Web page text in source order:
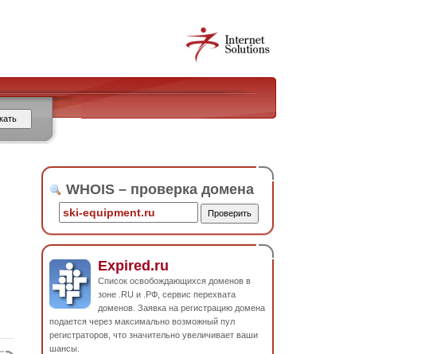
WHOIS – проверка домена
Expired.ru
Список освобождающихся доменов в
зоне .RU и .РФ, сервис перехвата
доменов. Заявка на регистрацию домена
подается через максимально возможный пул
регистраторов, что значительно увеличивает ваши
шансы.